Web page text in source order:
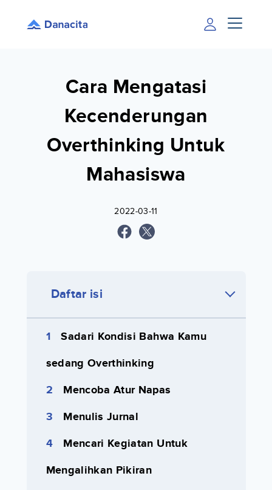
Cara Mengatasi
Kecenderungan
Overthinking Untuk
Mahasiswa
2022-03-11
Daftar isi
Sadari Kondisi Bahwa Kamu
sedang Overthinking
Mencoba Atur Napas
Menulis Jurnal
Mencari Kegiatan Untuk
Mengalihkan Pikiran